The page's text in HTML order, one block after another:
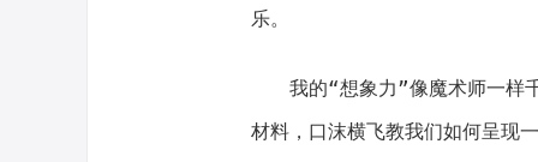
乐。
我的“想象力”像魔术师一样
材料，口沫横飞教我们如何呈现